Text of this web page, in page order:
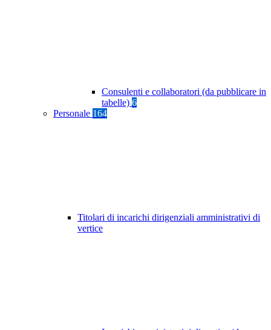
Consulenti e collaboratori (da pubblicare in
tabelle) 6
Personale 164
Titolari di incarichi dirigenziali amministrativi di
vertice